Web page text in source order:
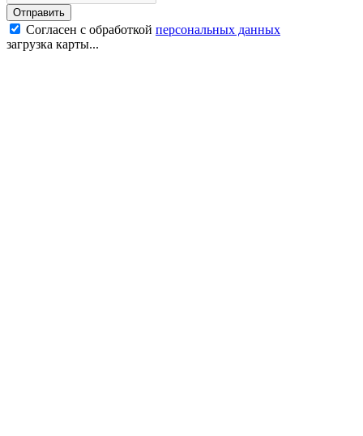
Отправить
Согласен с обработкой персональных данных
загрузка карты...